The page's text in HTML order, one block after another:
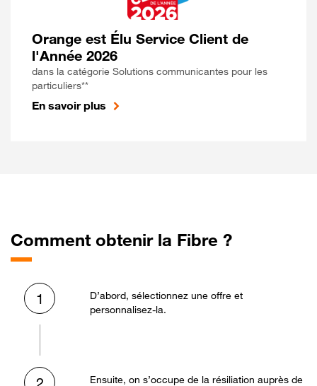
Orange est Élu Service Client de
l'Année 2026
dans la catégorie Solutions communicantes pour les
particuliers**
En savoir plus
Comment obtenir la Fibre ?
1
D’abord, sélectionnez une offre et
personnalisez-la.
Ensuite, on s’occupe de la résiliation auprès de